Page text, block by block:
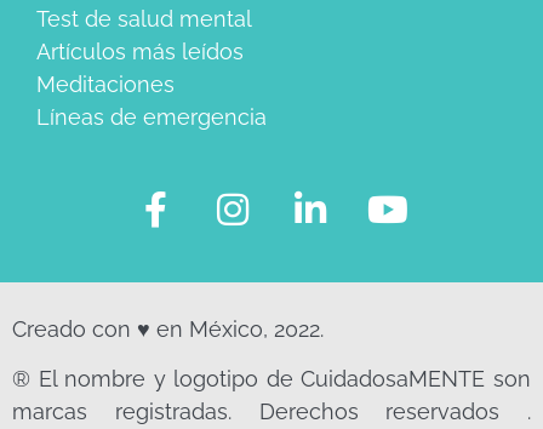
Test de salud mental
Artículos más leídos
Meditaciones
Líneas de emergencia
Creado con ♥ en México, 2022.
® El nombre y logotipo de CuidadosaMENTE son
marcas registradas. Derechos reservados .